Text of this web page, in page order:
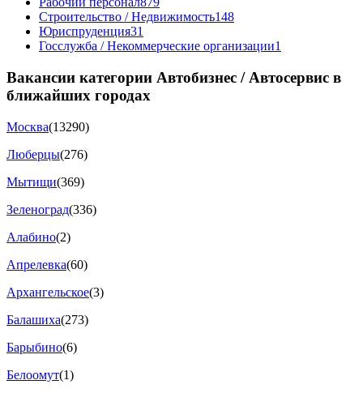
Строительство / Недвижимость148
Юриспруденция31
Госслужба / Некоммерческие организации1
Вакансии категории Автобизнес / Автосервис в
ближайших городах
Москва(13290)
Люберцы(276)
Мытищи(369)
Зеленоград(336)
Алабино(2)
Апрелевка(60)
Архангельское(3)
Балашиха(273)
Барыбино(6)
Белоомут(1)